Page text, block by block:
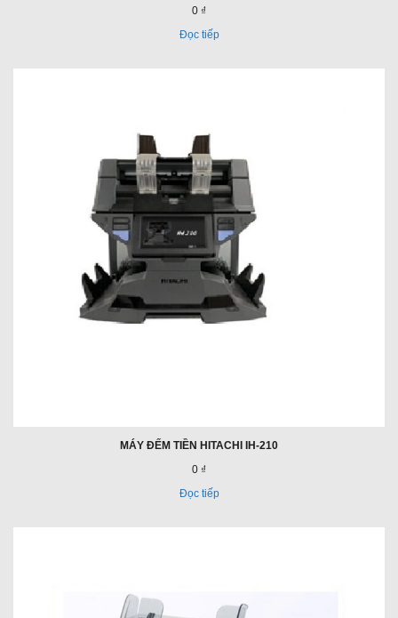
0 ₫
Đọc tiếp
MÁY ĐẾM TIỀN HITACHI IH-210
0 ₫
Đọc tiếp